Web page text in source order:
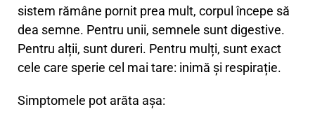
sistem rămâne pornit prea mult, corpul începe să
dea semne. Pentru unii, semnele sunt digestive.
Pentru alții, sunt dureri. Pentru mulți, sunt exact
cele care sperie cel mai tare: inimă și respirație.
Simptomele pot arăta așa: